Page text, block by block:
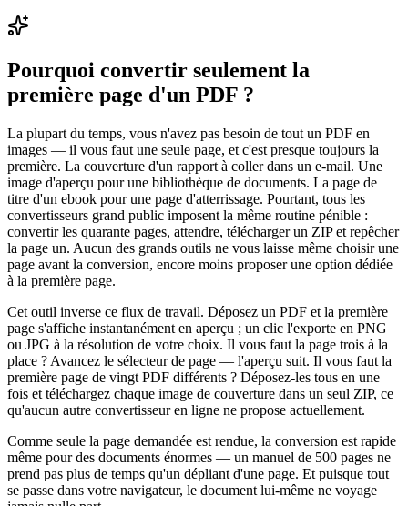
Pourquoi convertir seulement la
première page d'un PDF ?
La plupart du temps, vous n'avez pas besoin de tout un PDF en
images — il vous faut une seule page, et c'est presque toujours la
première. La couverture d'un rapport à coller dans un e-mail. Une
image d'aperçu pour une bibliothèque de documents. La page de
titre d'un ebook pour une page d'atterrissage. Pourtant, tous les
convertisseurs grand public imposent la même routine pénible :
convertir les quarante pages, attendre, télécharger un ZIP et repêcher
la page un. Aucun des grands outils ne vous laisse même choisir une
page avant la conversion, encore moins proposer une option dédiée
à la première page.
Cet outil inverse ce flux de travail. Déposez un PDF et la première
page s'affiche instantanément en aperçu ; un clic l'exporte en PNG
ou JPG à la résolution de votre choix. Il vous faut la page trois à la
place ? Avancez le sélecteur de page — l'aperçu suit. Il vous faut la
première page de vingt PDF différents ? Déposez-les tous en une
fois et téléchargez chaque image de couverture dans un seul ZIP, ce
qu'aucun autre convertisseur en ligne ne propose actuellement.
Comme seule la page demandée est rendue, la conversion est rapide
même pour des documents énormes — un manuel de 500 pages ne
prend pas plus de temps qu'un dépliant d'une page. Et puisque tout
se passe dans votre navigateur, le document lui-même ne voyage